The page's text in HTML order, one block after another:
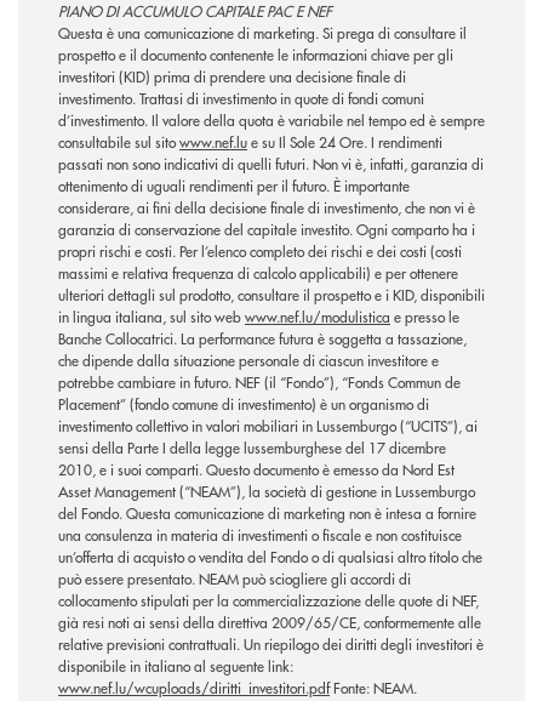
PIANO DI ACCUMULO CAPITALE PAC E NEF
Questa è una comunicazione di marketing. Si prega di consultare il
prospetto e il documento contenente le informazioni chiave per gli
investitori (KID) prima di prendere una decisione finale di
investimento. Trattasi di investimento in quote di fondi comuni
d’investimento. Il valore della quota è variabile nel tempo ed è sempre
consultabile sul sitowww.nef.lue su Il Sole 24 Ore. I rendimenti
passati non sono indicativi di quelli futuri. Non vi è, infatti, garanzia di
ottenimento di uguali rendimenti per il futuro. È importante
considerare, ai fini della decisione finale di investimento, che non vi è
garanzia di conservazione del capitale investito. Ogni comparto ha i
propri rischi e costi. Per l’elenco completo dei rischi e dei costi (costi
massimi e relativa frequenza di calcolo applicabili) e per ottenere
ulteriori dettagli sul prodotto, consultare il prospetto e i KID, disponibili
in lingua italiana, sul sito webwww.nef.lu/modulistica e presso le
Banche Collocatrici. La performance futura è soggetta a tassazione,
che dipende dalla situazione personale di ciascun investitore e
potrebbe cambiare in futuro. NEF (il “Fondo”), “Fonds Commun de
Placement” (fondo comune di investimento) è un organismo di
investimento collettivo in valori mobiliari in Lussemburgo (“UCITS”), ai
sensi della Parte I della legge lussemburghese del 17 dicembre
2010, e i suoi comparti. Questo documento è emesso da Nord Est
Asset Management (“NEAM”), la società di gestione in Lussemburgo
del Fondo. Questa comunicazione di marketing non è intesa a fornire
una consulenza in materia di investimenti o fiscale e non costituisce
un’offerta di acquisto o vendita del Fondo o di qualsiasi altro titolo che
può essere presentato. NEAM può sciogliere gli accordi di
collocamento stipulati per la commercializzazione delle quote di NEF,
già resi noti ai sensi della direttiva 2009/65/CE, conformemente alle
relative previsioni contrattuali. Un riepilogo dei diritti degli investitori è
disponibile in italiano al seguente link:
www.nef.lu/wcuploads/diritti_investitori.pdfFonte: NEAM.